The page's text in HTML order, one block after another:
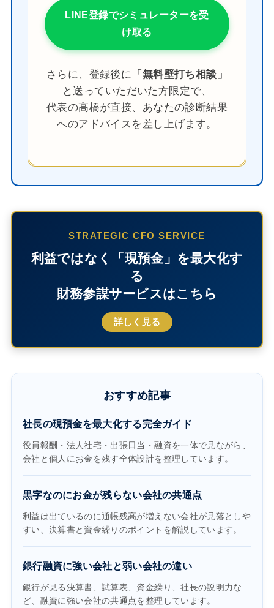
LINE登録でシミュレーターを受
け取る
さらに、登録後に 「無料壁打ち相談」
と送っていただいた方限定で、
代表の高橋が直接、あなたの診断結果
へのアドバイスを差し上げます。
STRATEGIC CFO SERVICE
利益ではなく「現預金」を最大化す
る
財務参謀サービスはこちら
詳しく見る
おすすめ記事
社長の現預金を最大化する完全ガイド
役員報酬・法人社宅・出張日当・融資を一体で見ながら、
会社と個人にお金を残す全体設計を整理しています。
黒字なのにお金が残らない会社の共通点
利益は出ているのに通帳残高が増えない会社が見落としや
すい、決算書と資金繰りのポイントを解説しています。
銀行融資に強い会社と弱い会社の違い
銀行が見る決算書、試算表、資金繰り、社長の説明力な
ど、融資に強い会社の共通点を整理しています。